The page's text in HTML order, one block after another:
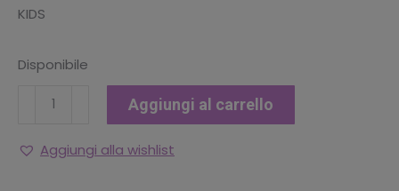
KIDS
Disponibile
FUNKO
STAR
Aggiungi al carrello
Aggiungi alla wishlist